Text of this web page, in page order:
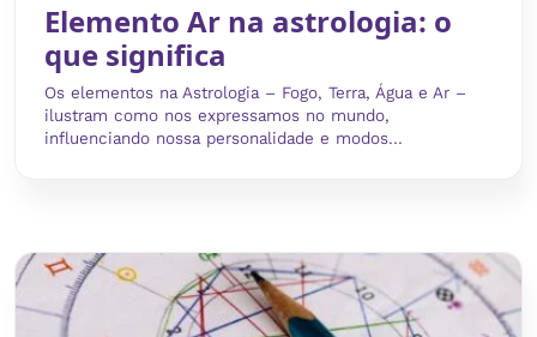
Elemento Ar na astrologia: o
que significa
Os elementos na Astrologia – Fogo, Terra, Água e Ar –
ilustram como nos expressamos no mundo,
influenciando nossa personalidade e modos...